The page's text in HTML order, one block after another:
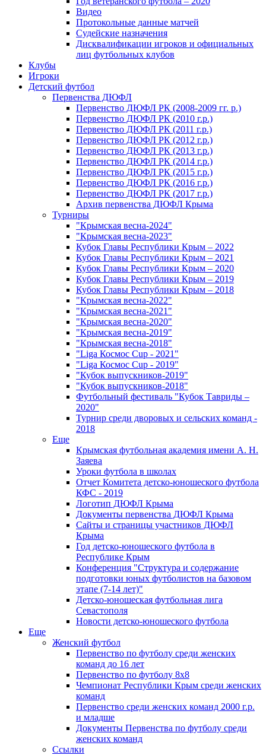
Видео
Протокольные данные матчей
Судейские назначения
Дисквалификации игроков и официальных
лиц футбольных клубов
Клубы
Игроки
Детский футбол
Первенства ДЮФЛ
Первенство ДЮФЛ РК (2008-2009 гг. р.)
Первенство ДЮФЛ РК (2010 г.р.)
Первенство ДЮФЛ РК (2011 г.р.)
Первенство ДЮФЛ РК (2012 г.р.)
Первенство ДЮФЛ РК (2013 г.р.)
Первенство ДЮФЛ РК (2014 г.р.)
Первенство ДЮФЛ РК (2015 г.р.)
Первенство ДЮФЛ РК (2016 г.р.)
Первенство ДЮФЛ РК (2017 г.р.)
Архив первенства ДЮФЛ Крыма
Турниры
"Крымская весна-2024"
"Крымская весна-2023"
Кубок Главы Республики Крым – 2022
Кубок Главы Республики Крым – 2021
Кубок Главы Республики Крым – 2020
Кубок Главы Республики Крым – 2019
Кубок Главы Республики Крым – 2018
"Крымская весна-2022"
"Крымская весна-2021"
"Крымская весна-2020"
"Крымская весна-2019"
"Крымская весна-2018"
"Liga Космос Cup - 2021"
"Liga Космос Cup - 2019"
"Кубок выпускников-2019"
"Кубок выпускников-2018"
Футбольный фестиваль "Кубок Тавриды –
2020"
Турнир среди дворовых и сельских команд -
2018
Еще
Крымская футбольная академия имени А. Н.
Заяева
Уроки футбола в школах
Отчет Комитета детско-юношеского футбола
КФС - 2019
Логотип ДЮФЛ Крыма
Документы первенства ДЮФЛ Крыма
Сайты и страницы участников ДЮФЛ
Крыма
Год детско-юношеского футбола в
Республике Крым
Конференция "Структура и содержание
подготовки юных футболистов на базовом
этапе (7-14 лет)"
Детско-юношеская футбольная лига
Севастополя
Новости детско-юношеского футбола
Еще
Женский футбол
Первенство по футболу среди женских
команд до 16 лет
Первенство по футболу 8х8
Чемпионат Республики Крым среди женских
команд
Первенство среди женских команд 2000 г.р.
и младше
Документы Первенства по футболу среди
женских команд
Ссылки